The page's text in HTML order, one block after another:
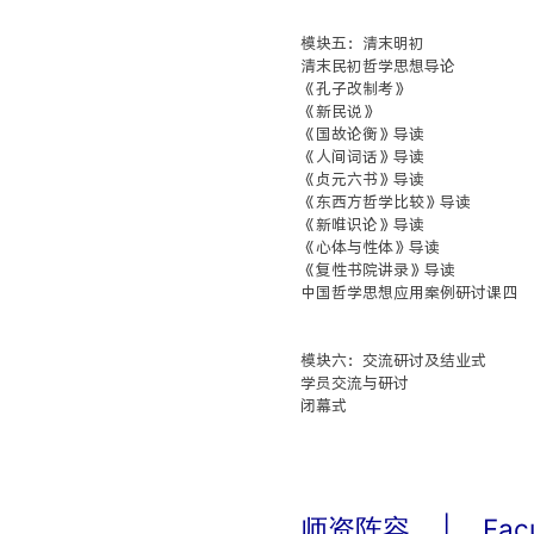
模块五：清末明初
清末民初哲学思想导论
《孔子改制考》
《新民说》
《国故论衡》导读
《人间词话》导读
《贞元六书》导读
《东西方哲学比较》导读
《新唯识论》导读
《心体与性体》导读
《复性书院讲录》导读
中国哲学思想应用案例研讨课四
模块六：交流研讨及结业式
学员交流与研讨
闭幕式